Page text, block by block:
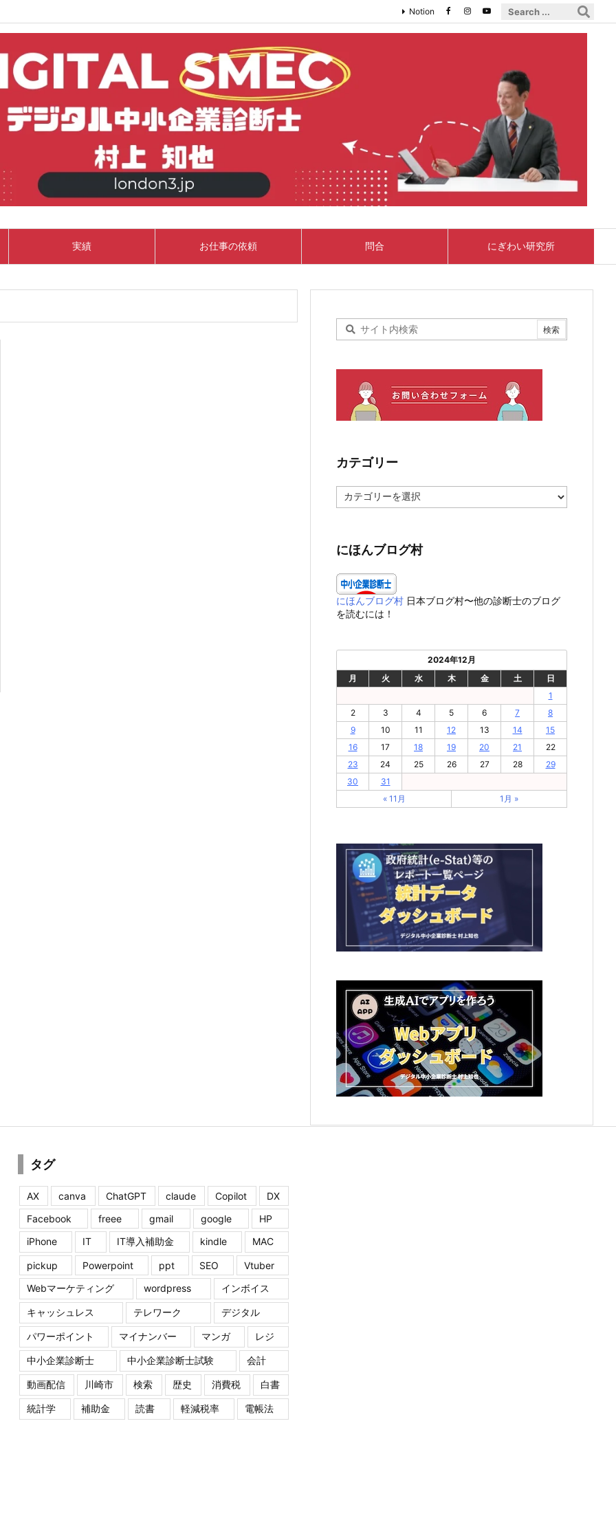
実績 お仕事の依頼 問合 にぎわい研究所
Notion
カテゴリー
テ
ー
にほんブログ村
にほんブログ村 日本ブログ村〜他の診断士のブログ
を読むには！
2024年12月
月
火 水 木 金 土
日
1
2
3 4 5 6 7
8
9
10 11 12 13 14
15
16
17 18 19 20 21
22
23
24 25 26 27 28
29
30
31
« 11月
1月 »
タグ
AX canva ChatGPT claude Copilot
DX
Facebook
freee gmail google
HP
iPhone
IT IT導入補助金 kindle MAC
pickup Powerpoint ppt SEO
Vtuber
Webマーケティング
wordpress インボイス
キャッシュレス テレワーク デジタル
パワーポイント マイナンバー マンガ レジ
中小企業診断士 中小企業診断士試験 会計
動画配信 川崎市 検索 歴史 消費税 白書
統計学 補助金 読書 軽減税率 電帳法